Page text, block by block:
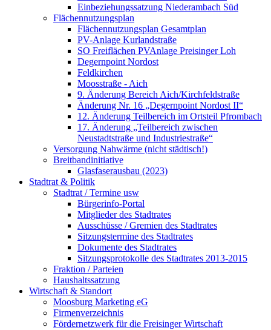
Einbeziehungssatzung Niederambach Süd
Flächennutzungsplan
Flächennutzungsplan Gesamtplan
PV-Anlage Kurlandstraße
SO Freiflächen PV­Anlage Preisinger Loh
Degernpoint Nordost
Feldkirchen
Moosstraße - Aich
9. Änderung Bereich Aich/Kirchfeldstraße
Änderung Nr. 16 „Degernpoint Nordost II“
12. Änderung Teilbereich im Ortsteil Pfrombach
17. Änderung „Teilbereich zwischen
Neustadtstraße und Industriestraße“
Versorgung Nahwärme (nicht städtisch!)
Breitbandinitiative
Glasfaserausbau (2023)
Stadtrat & Politik
Stadtrat / Termine usw
Bürgerinfo-Portal
Mitglieder des Stadtrates
Ausschüsse / Gremien des Stadtrates
Sitzungstermine des Stadtrates
Dokumente des Stadtrates
Sitzungsprotokolle des Stadtrates 2013-2015
Fraktion / Parteien
Haushaltssatzung
Wirtschaft & Standort
Moosburg Marketing eG
Firmenverzeichnis
Fördernetzwerk für die Freisinger Wirtschaft